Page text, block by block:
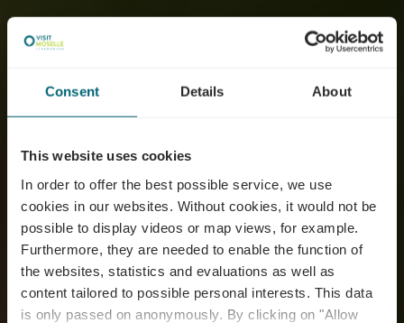
Consent Details About
This website uses cookies
In order to offer the best possible service, we use
cookies in our websites. Without cookies, it would not be
possible to display videos or map views, for example.
Furthermore, they are needed to enable the function of
the websites, statistics and evaluations as well as
content tailored to possible personal interests. This data
is only passed on anonymously. By clicking on "Allow